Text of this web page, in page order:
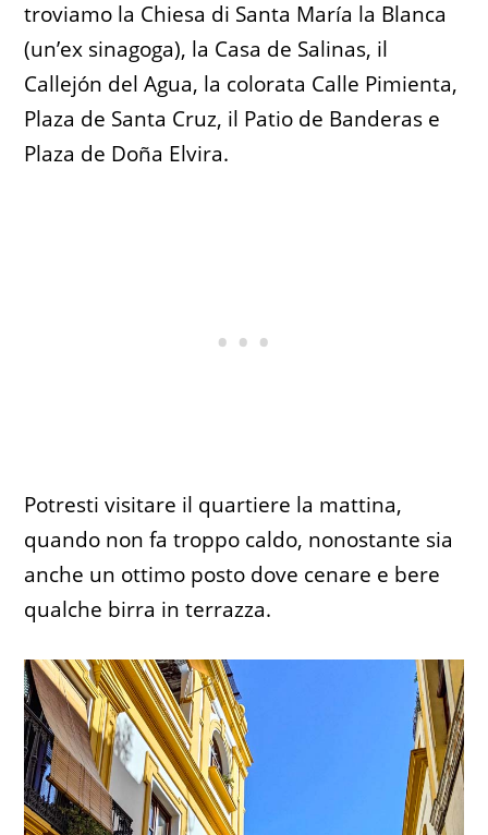
troviamo la Chiesa di Santa María la Blanca
(un’ex sinagoga), la Casa de Salinas, il
Callejón del Agua, la colorata Calle Pimienta,
Plaza de Santa Cruz, il Patio de Banderas e
Plaza de Doña Elvira.
Potresti visitare il quartiere la mattina,
quando non fa troppo caldo, nonostante sia
anche un ottimo posto dove cenare e bere
qualche birra in terrazza.